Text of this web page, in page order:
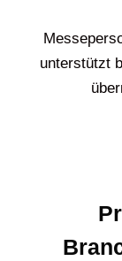
unterstützt